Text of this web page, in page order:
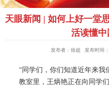
天眼新闻 | 如何上好一堂
活读懂
发布者：徐超 发布时间
“同学们，你们知道近年来我
教室里，王炳艳正在向同学们